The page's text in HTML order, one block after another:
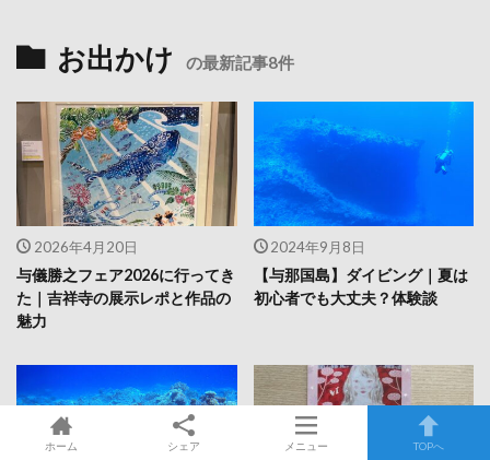
お出かけ の最新記事8件
2026年4月20日
与儀勝之フェア2026に行ってき
た｜吉祥寺の展示レポと作品の
魅力
2024年9月8日
【与那国島】ダイビング｜夏は
初心者でも大丈夫？体験談
ホーム シェア メニュー TOPへ